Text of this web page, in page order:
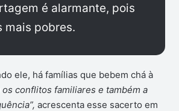
é alarmante, pois
mais pobres.
ele, há famílias que bebem chá à
os conflitos familiares e também a
acrescenta esse sacerto em